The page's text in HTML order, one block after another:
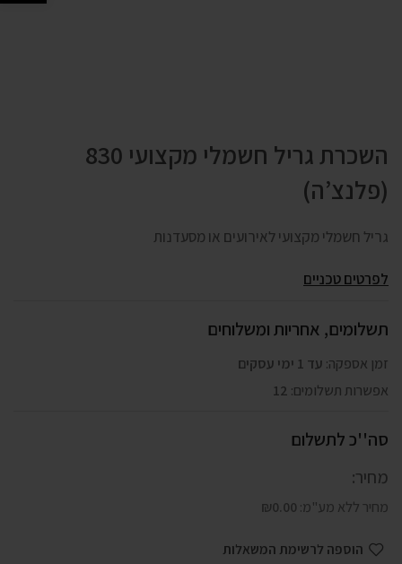
השכרת גריל חשמלי מקצועי 830
(פלנצ’ה)
גריל חשמלי מקצועי לאירועים או מסעדנות
לפרטים טכניים
תשלומים, אחריות ומשלוחים
זמן אספקה: עד 1 ימי עסקים
אפשרות תשלומים: 12
סה''כ לתשלום
מחיר:
מחיר ללא מע"מ: ₪0.00
הוספה לרשימת המשאלות